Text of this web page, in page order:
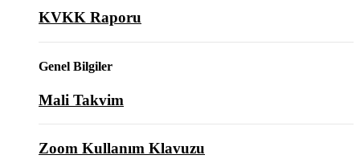
KVKK Raporu
Genel Bilgiler
Mali Takvim
Zoom Kullanım Klavuzu